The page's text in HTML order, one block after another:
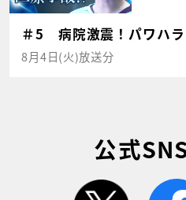
＃5 病院激震！パワハ
8月4日(火)放送分
公式
twitter